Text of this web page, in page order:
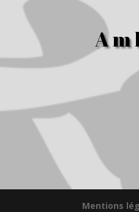
Mentions